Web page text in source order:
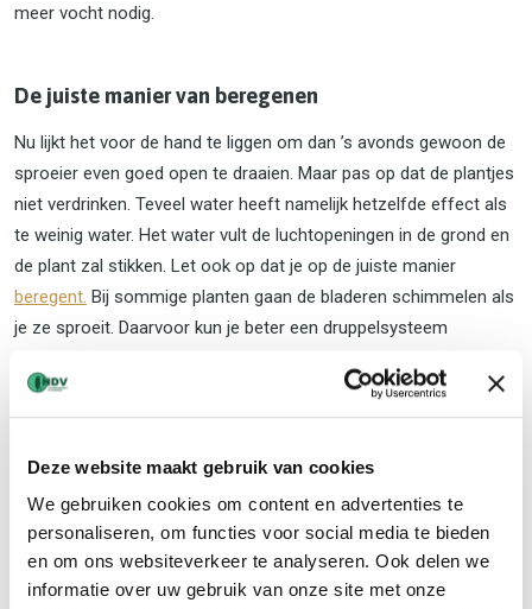
Deze website maakt gebruik van cookies
We gebruiken cookies om content en advertenties te
personaliseren, om functies voor social media te bieden
en om ons websiteverkeer te analyseren. Ook delen we
informatie over uw gebruik van onze site met onze
meer vocht nodig.
De juiste manier van beregenen
Nu lijkt het voor de hand te liggen om dan ’s avonds gewoon de
sproeier even goed open te draaien. Maar pas op dat de plantjes
niet verdrinken. Teveel water heeft namelijk hetzelfde effect als
te weinig water. Het water vult de luchtopeningen in de grond en
de plant zal stikken. Let ook op dat je op de juiste manier
beregent. Bij sommige planten gaan de bladeren schimmelen als
je ze sproeit. Daarvoor kun je beter een druppelsysteem
de aanplant om te veel verdamping tegen te gaan. Ook zijn er
middelen die verdamping van de planten tegengaan. Het gaat om
een soort waslaagje dat u op de bladeren spuit. Het laagje